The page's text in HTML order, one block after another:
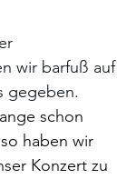
wir barfuß auf
gegeben.
schon
haben wir
Konzert zu